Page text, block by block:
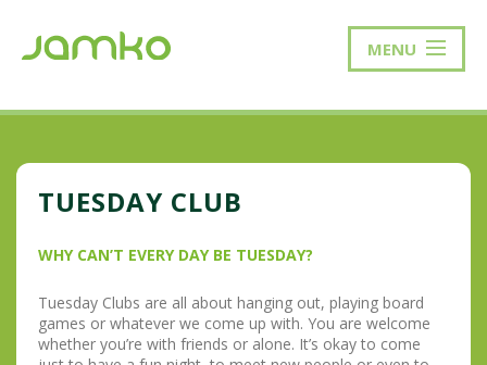
MENU
TUESDAY CLUB
WHY CAN’T EVERY DAY BE TUESDAY?
Tuesday Clubs are all about hanging out, playing board
games or whatever we come up with. You are welcome
whether you’re with friends or alone. It’s okay to come